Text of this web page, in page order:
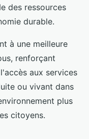
des ressources
durable.
à une meilleure
renforçant
aux services
ou vivant dans
plus
citoyens.